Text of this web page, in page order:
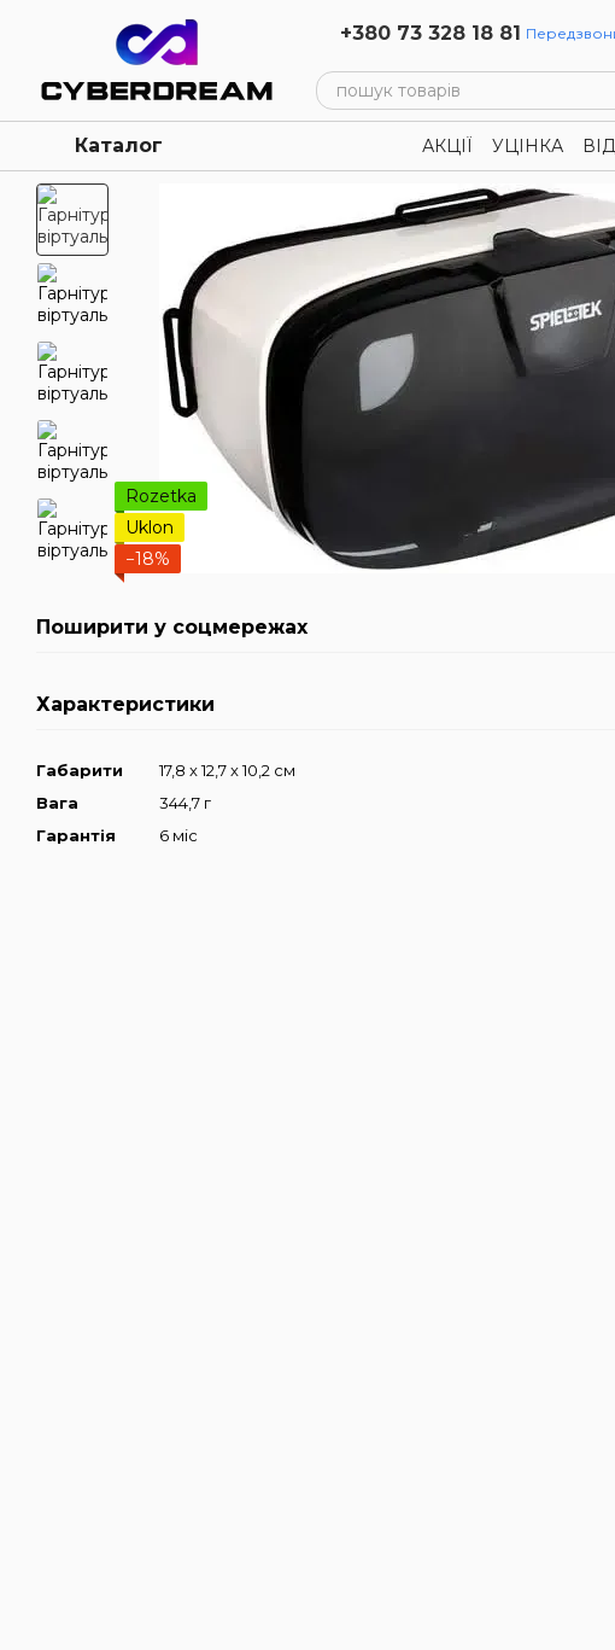
Перейти до основного контенту
+380 73 328 18 81
Каталог АКЦІЇ УЦІНКА
Політика
Rozetka
Uklon
−18%
Поширити у соцмережах
Характеристики
Габарити
17,8 x 12,7 x 10,2 см
Вага
344,7 г
Гарантія
6 міс